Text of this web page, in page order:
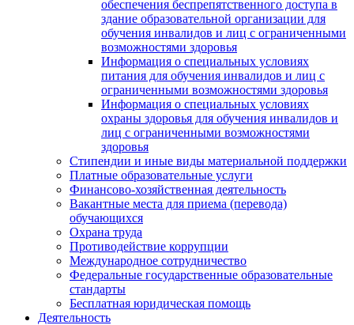
обеспечения беспрепятственного доступа в
здание образовательной организации для
обучения инвалидов и лиц с ограниченными
возможностями здоровья
Информация о специальных условиях
питания для обучения инвалидов и лиц с
ограниченными возможностями здоровья
Информация о специальных условиях
охраны здоровья для обучения инвалидов и
лиц с ограниченными возможностями
здоровья
Стипендии и иные виды материальной поддержки
Платные образовательные услуги
Финансово-хозяйственная деятельность
Вакантные места для приема (перевода)
обучающихся
Охрана труда
Противодействие коррупции
Международное сотрудничество
Федеральные государственные образовательные
стандарты
Бесплатная юридическая помощь
Деятельность